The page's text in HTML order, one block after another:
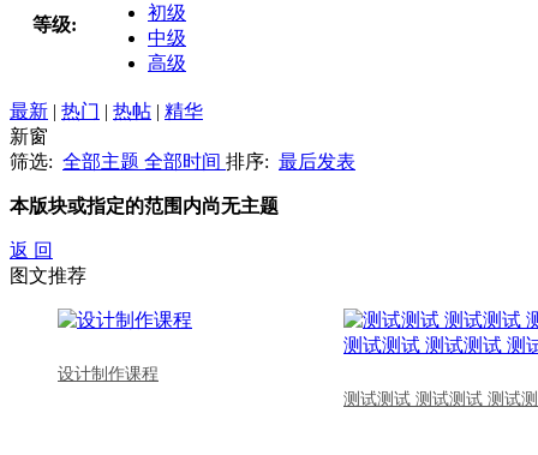
等级:
初级
中级
高级
最新 | 热门 | 热帖 | 精华
新窗
筛选: 全部主题 全部时间 排序: 最后发表
本版块或指定的范围内尚无主题
返 回
图文推荐
设计制作课程
测试测试 测试测试 测试